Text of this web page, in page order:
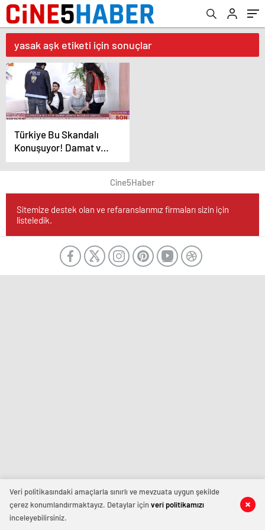
yasak aşk etiketi için sonuçlar
Türkiye Bu Skandalı
Konuşuyor! Damat ve
Kayınvalide
Tutuklandı!
Cine5Haber
Sitemize destek olan ve refaranslarımız firmaları sizin için
listeledik.
Veri politikasındaki amaçlarla sınırlı ve mevzuata uygun şekilde
çerez konumlandırmaktayız. Detaylar içinveri politikamızı
inceleyebilirsiniz.